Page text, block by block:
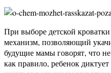
При выборе детской
механизм, позволяющий
будущие мамы говорят, что
как правило, ребенок